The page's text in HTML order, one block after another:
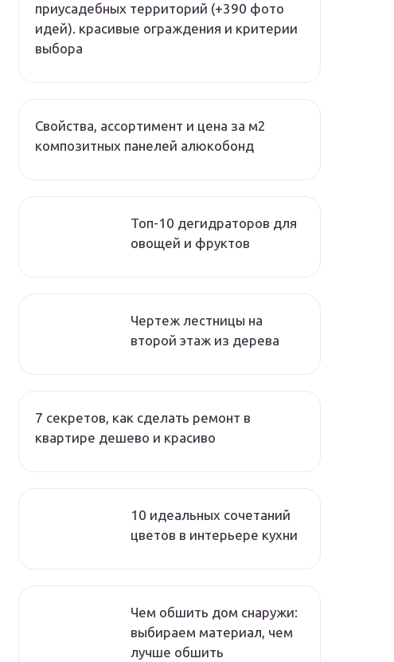
приусадебных территорий (+390 фото
идей). красивые ограждения и критерии
выбора
Свойства, ассортимент и цена за м2
композитных панелей алюкобонд
Топ-10 дегидраторов для
овощей и фруктов
Чертеж лестницы на
второй этаж из дерева
7 секретов, как сделать ремонт в
квартире дешево и красиво
10 идеальных сочетаний
цветов в интерьере кухни
Чем обшить дом снаружи:
выбираем материал, чем
лучше обшить